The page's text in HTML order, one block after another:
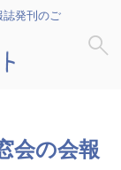
発刊のご
会の会報